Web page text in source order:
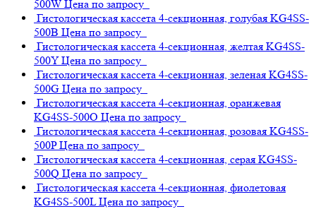
500W Цена по запросу
Гистологическая кассета 4-секционная, голубая KG4SS-
500B Цена по запросу
Гистологическая кассета 4-секционная, желтая KG4SS-
500Y Цена по запросу
Гистологическая кассета 4-секционная, зеленая KG4SS-
500G Цена по запросу
Гистологическая кассета 4-секционная, оранжевая
KG4SS-500O Цена по запросу
Гистологическая кассета 4-секционная, розовая KG4SS-
500P Цена по запросу
Гистологическая кассета 4-секционная, серая KG4SS-
500Q Цена по запросу
Гистологическая кассета 4-секционная, фиолетовая
KG4SS-500L Цена по запросу